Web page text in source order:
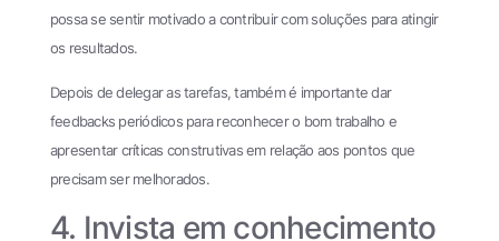
possa se sentir motivado a contribuir com soluções para atingir
os resultados.
Depois de delegar as tarefas, também é importante dar
feedbacks periódicos para reconhecer o bom trabalho e
apresentar críticas construtivas em relação aos pontos que
precisam ser melhorados.
4. Invista em conhecimento